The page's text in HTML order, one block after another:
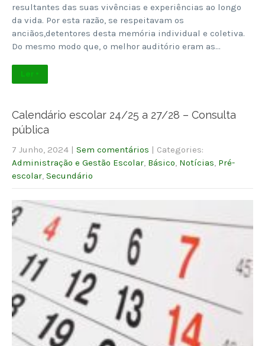
resultantes das suas vivências e experiências ao longo
da vida. Por esta razão, se respeitavam os
anciãos,detentores desta memória individual e coletiva.
Do mesmo modo que, o melhor auditório eram as…
Ler +
Calendário escolar 24/25 a 27/28 – Consulta
pública
7 Junho, 2024 | Sem comentários | Categories:
Administração e Gestão Escolar Básico Notícias Pré-
escolar Secundário